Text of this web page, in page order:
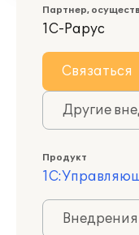
Партнер,
1С-Рарус
Связаться
Другие
Продукт